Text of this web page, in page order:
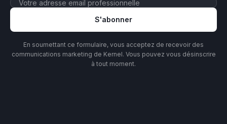
S'abonner
En soumettant ce formulaire, vous acceptez de recevoir des
communications marketing de Kernel. Vous pouvez vous désinscrire
à tout moment.